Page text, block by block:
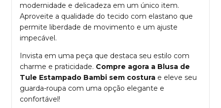
modernidade e delicadeza em um único item.
Aproveite a qualidade do tecido com elastano que
permite liberdade de movimento e um ajuste
impecável.
Invista em uma peça que destaca seu estilo com
charme e praticidade. Compre agora a Blusa de
Tule Estampado Bambi sem costura e eleve seu
guarda-roupa com uma opção elegante e
confortável!